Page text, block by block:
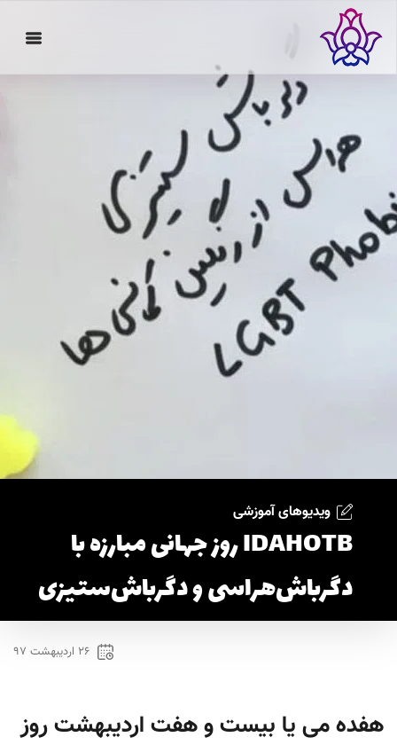
ویدیوهای آموزشی
IDAHOTB روز جهانی مبارزه با
دگرباش‌هراسی و دگرباش‌ستیزی
هفده می یا بیست و هفت اردیبهشت روز